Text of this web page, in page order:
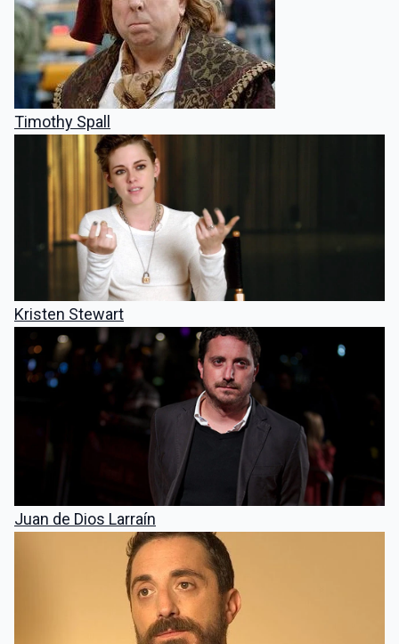
Timothy Spall
Kristen Stewart
Juan de Dios Larraín